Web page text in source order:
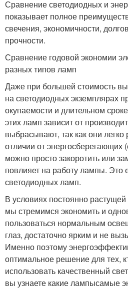
Сравнение светодиодных и
показывает полное
свечения, экономичности,
прочности.
Сравнение годовой экономии
разных типов ламп
Даже при большей стоимость
на светодиодных экземплярах
окупаемости и длительном
этих ламп зависит от
выбрасывают, так как они
отличии от энергосберегающих
можно просто закоротить или
повлияет на работу лампы.
светодиодных ламп.
В условиях постоянно
мы стремимся экономить и
пользоваться нормальным
глаз, достаточно ярким и не
Именно поэтому
оптимальное решение для тех,
использовать качественный
вы узнаете какие лампысамые